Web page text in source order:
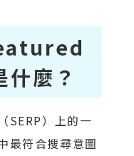
麼？
SERP）上的一
最符合搜尋意圖